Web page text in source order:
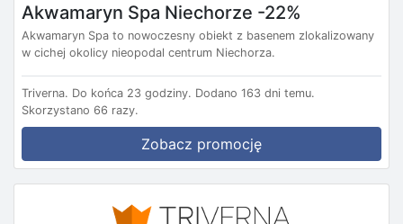
Akwamaryn Spa Niechorze -22%
Akwamaryn Spa to nowoczesny obiekt z basenem zlokalizowany
w cichej okolicy nieopodal centrum Niechorza.
Triverna. Do końca 23 godziny. Dodano 163 dni temu.
Skorzystano 66 razy.
Zobacz promocję